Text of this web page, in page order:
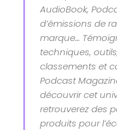
AudioBook,
d’émissions de
marque…
techniques,
classements et
Podcast
découvrir cet
retrouverez des
produits pour